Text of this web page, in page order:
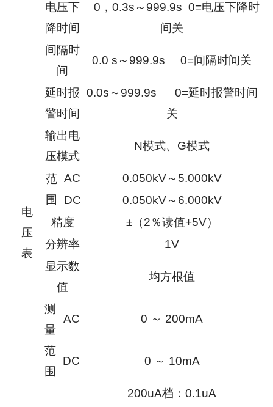
电压下
降时间
0，0.3s～999.9s 0=电压下降时
间关
间隔时
间
0.0 s～999.9s 0=间隔时间关
延时报
警时间
0.0s～999.9s 0=延时报警时间
关
输出电
压模式
N模式、G模式
电
压
表
范
围
AC
0.050kV～5.000kV
DC
0.050kV～6.000kV
精度
±（2％读值+5V）
分辨率
1V
显示数
值
均方根值
测
量
范
围
AC 0 ～ 200mA
DC 0 ～ 10mA
200uA档：0.1uA